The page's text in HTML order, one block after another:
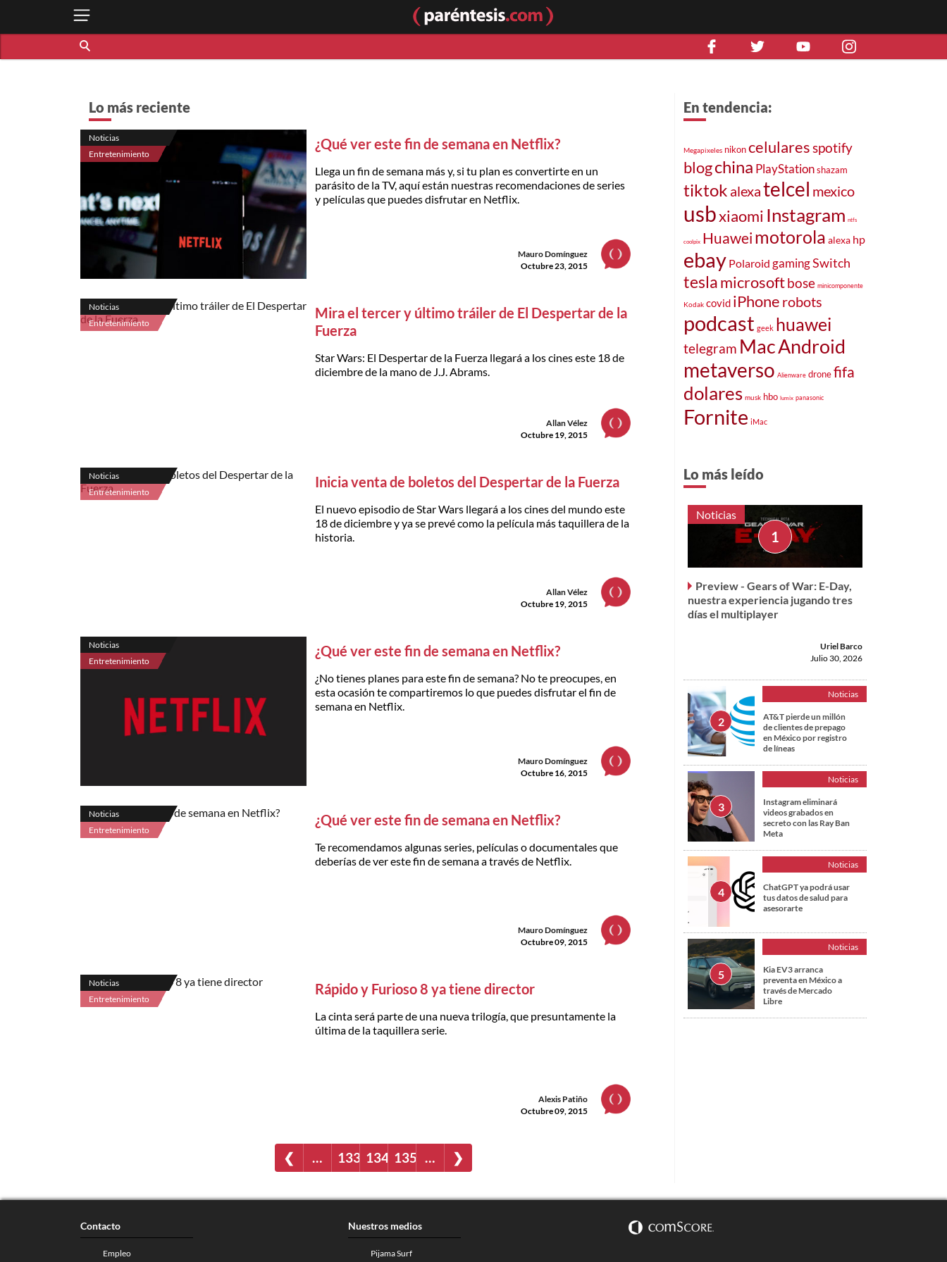
Lo más reciente
Noticias
Entretenimiento
¿Qué ver este fin de semana en Netflix?
Llega un fin de semana más y, si tu plan es convertirte en un
parásito de la TV, aquí están nuestras recomendaciones de series
y películas que puedes disfrutar en Netflix.
Mauro Domínguez
Octubre 23, 2015
Noticias
Entretenimiento
Mira el tercer y último tráiler de El Despertar de la
Fuerza
Star Wars: El Despertar de la Fuerza llegará a los cines este 18 de
diciembre de la mano de J.J. Abrams.
Allan Vélez
Octubre 19, 2015
Noticias
Entretenimiento
Inicia venta de boletos del Despertar de la Fuerza
El nuevo episodio de Star Wars llegará a los cines del mundo este
18 de diciembre y ya se prevé como la película más taquillera de la
historia.
Allan Vélez
Octubre 19, 2015
Noticias
Entretenimiento
¿Qué ver este fin de semana en Netflix?
¿No tienes planes para este fin de semana? No te preocupes, en
esta ocasión te compartiremos lo que puedes disfrutar el fin de
semana en Netflix.
Mauro Domínguez
Octubre 16, 2015
Noticias
Entretenimiento
¿Qué ver este fin de semana en Netflix?
Te recomendamos algunas series, películas o documentales que
deberías de ver este fin de semana a través de Netflix.
Mauro Domínguez
Octubre 09, 2015
Noticias
Entretenimiento
Rápido y Furioso 8 ya tiene director
La cinta será parte de una nueva trilogía, que presuntamente la
última de la taquillera serie.
Alexis Patiño
Octubre 09, 2015
❮ … 133 134 135 … ❯
En tendencia:
Megapixeles nikoncelularesspotify
blogchina PlayStationshazam
tiktok alexatelcel mexico
usbxiaomi Instagram ntfs
coolpix Huawei motorola alexa hp
ebay Polaroid gamingSwitch
teslamicrosoftbose minicomponente
Kodak covid iPhone robots
podcast geek huawei
telegram MacAndroid
metaverso Alienware dronefifa
dolares musk hbo lumix panasonic
Fornite iMac
Lo más leído
Noticias
Preview - Gears of War: E-Day,
nuestra experiencia jugando tres
días el multiplayer
Uriel Barco
Julio 30, 2026
Noticias
AT&T pierde un millón
de clientes de prepago
en México por registro
de líneas
Noticias
Instagram eliminará
videos grabados en
secreto con las Ray Ban
Meta
Noticias
ChatGPT ya podrá usar
tus datos de salud para
asesorarte
Noticias
Kia EV3 arranca
preventa en México a
través de Mercado
Libre
Contacto
Empleo
Nuestros medios
Pijama Surf